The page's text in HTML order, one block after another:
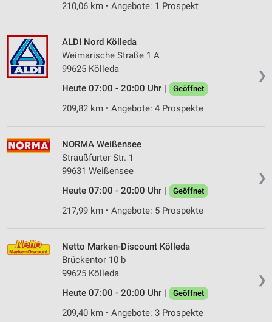
210,06 km • Angebote: 1 Prospekt
❯
ALDI Nord Kölleda
Weimarische Straße 1 A
99625 Kölleda
Heute 07:00 - 20:00 Uhr |
Geöffnet
209,82 km • Angebote: 4 Prospekte
❯
NORMA Weißensee
Straußfurter Str. 1
99631 Weißensee
Heute 07:00 - 20:00 Uhr |
Geöffnet
217,99 km • Angebote: 5 Prospekte
❯
Netto Marken-Discount Kölleda
Brückentor 10 b
99625 Kölleda
Heute 07:00 - 20:00 Uhr |
Geöffnet
209,40 km • Angebote: 3 Prospekte